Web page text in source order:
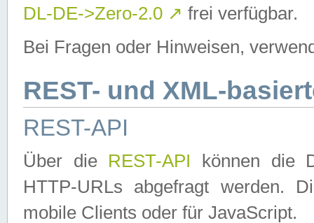
DL-DE->Zero-2.0 ↗ frei verfügbar.
Bei Fragen oder Hinweisen,
REST- und XML-
REST-API
Über die REST-API können die
HTTP-URLs abgefragt werden.
mobile Clients oder für JavaScript.